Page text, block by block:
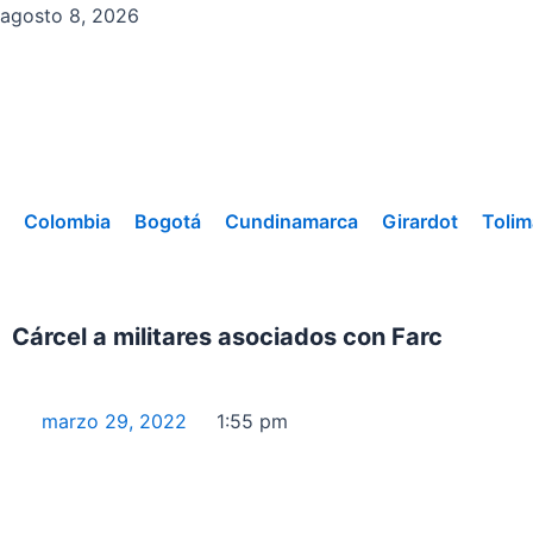
Ir
agosto 8, 2026
Colombia Bogotá Cundinamarca Girardot
Cárcel a militares asociados con Farc
marzo 29, 2022 1:55 pm